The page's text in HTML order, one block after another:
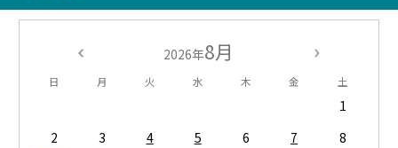
2026年8月
日 月 火 水 木 金 土
1
2
3 4 5 6 7
8